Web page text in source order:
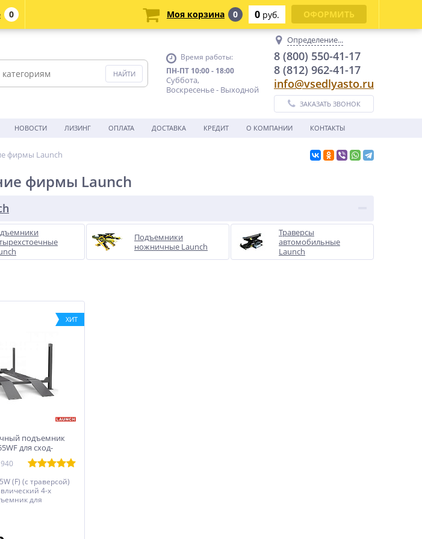
Время работы:
ПН-ПТ 10:00 - 18:00
Суббота,
Воскресенье - Выходной
Определение...
8 (800) 550-41-17
8 (812) 962-41-17
info@vsedlyasto.ru
ЗАКАЗАТЬ ЗВОНОК
НОВОСТИ ЛИЗИНГ ОПЛАТА ДОСТАВКА КРЕДИТ О КОМПАНИИ КОНТАКТЫ
фирмы Launch
фирмы Launch
Подъемники
ножничные Launch
Траверсы
автомобильные
Launch
ХИТ
подъемник
для сход-
(F) (с траверсой)
4-х
для
управлением.
0 Моя корзина 0 0 руб. ОФОРМИТЬ